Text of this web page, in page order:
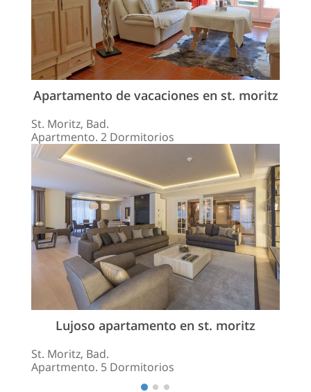
Apartamento de vacaciones en st. moritz
St. Moritz, Bad.
Apartmento. 2 Dormitorios
Lujoso apartamento en st. moritz
St. Moritz, Bad.
Apartmento. 5 Dormitorios